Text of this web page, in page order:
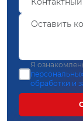
Я
обработки и